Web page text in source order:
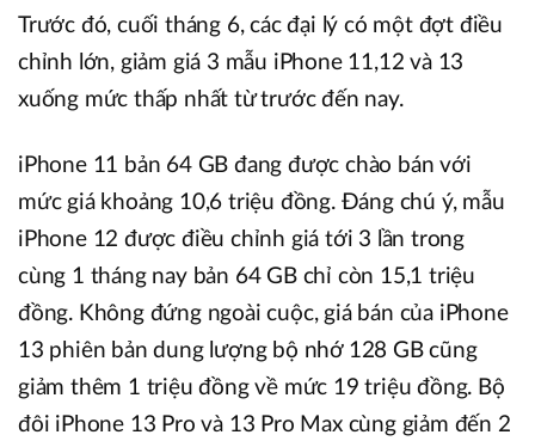
Trước đó, cuối tháng 6, các đại lý có một đợt điều
chỉnh lớn, giảm giá 3 mẫu iPhone 11,12 và 13
xuống mức thấp nhất từ trước đến nay.
iPhone 11 bản 64 GB đang được chào bán với
mức giá khoảng 10,6 triệu đồng. Đáng chú ý, mẫu
iPhone 12 được điều chỉnh giá tới 3 lần trong
cùng 1 tháng nay bản 64 GB chỉ còn 15,1 triệu
đồng. Không đứng ngoài cuộc, giá bán của iPhone
13 phiên bản dung lượng bộ nhớ 128 GB cũng
giảm thêm 1 triệu đồng về mức 19 triệu đồng. Bộ
đôi iPhone 13 Pro và 13 Pro Max cùng giảm đến 2